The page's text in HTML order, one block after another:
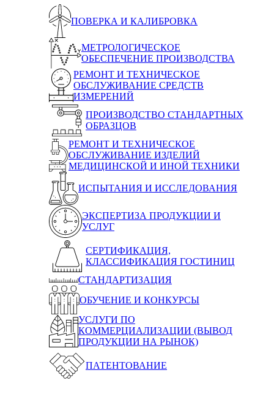
ПОВЕРКА И КАЛИБРОВКА
МЕТРОЛОГИЧЕСКОЕ
ОБЕСПЕЧЕНИЕ ПРОИЗВОДСТВА
РЕМОНТ И ТЕХНИЧЕСКОЕ
ОБСЛУЖИВАНИЕ СРЕДСТВ
ИЗМЕРЕНИЙ
ПРОИЗВОДСТВО СТАНДАРТНЫХ
ОБРАЗЦОВ
РЕМОНТ И ТЕХНИЧЕСКОЕ
ОБСЛУЖИВАНИЕ ИЗДЕЛИЙ
МЕДИЦИНСКОЙ И ИНОЙ ТЕХНИКИ
ИСПЫТАНИЯ И ИССЛЕДОВАНИЯ
ЭКСПЕРТИЗА ПРОДУКЦИИ И
УСЛУГ
СЕРТИФИКАЦИЯ,
КЛАССИФИКАЦИЯ ГОСТИНИЦ
СТАНДАРТИЗАЦИЯ
ОБУЧЕНИЕ И КОНКУРСЫ
УСЛУГИ ПО
КОММЕРЦИАЛИЗАЦИИ (ВЫВОД
ПРОДУКЦИИ НА РЫНОК)
ПАТЕНТОВАНИЕ